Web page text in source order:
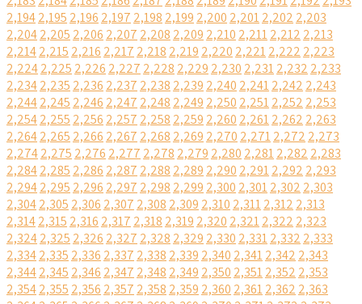
2,1942,195 2,196 2,197 2,198 2,199 2,200 2,2012,202 2,203
2,2042,205 2,206 2,207 2,208 2,209 2,210 2,2112,212 2,213
2,2142,215 2,216 2,217 2,218 2,219 2,220 2,2212,222 2,223
2,2242,225 2,226 2,227 2,228 2,229 2,230 2,2312,232 2,233
2,2342,235 2,236 2,237 2,238 2,239 2,240 2,2412,242 2,243
2,2442,245 2,246 2,247 2,248 2,249 2,250 2,2512,252 2,253
2,2542,255 2,256 2,257 2,258 2,259 2,260 2,2612,262 2,263
2,2642,265 2,266 2,267 2,268 2,269 2,270 2,2712,272 2,273
2,2742,275 2,276 2,277 2,278 2,279 2,280 2,2812,282 2,283
2,2842,285 2,286 2,287 2,288 2,289 2,290 2,2912,292 2,293
2,2942,295 2,296 2,297 2,298 2,299 2,300 2,3012,302 2,303
2,3042,305 2,306 2,307 2,308 2,309 2,310 2,3112,312 2,313
2,3142,315 2,316 2,317 2,318 2,319 2,320 2,3212,322 2,323
2,3242,325 2,326 2,327 2,328 2,329 2,330 2,3312,332 2,333
2,3342,335 2,336 2,337 2,338 2,339 2,340 2,3412,342 2,343
2,3442,345 2,346 2,347 2,348 2,349 2,350 2,3512,352 2,353
2,3542,355 2,356 2,357 2,358 2,359 2,360 2,3612,362 2,363